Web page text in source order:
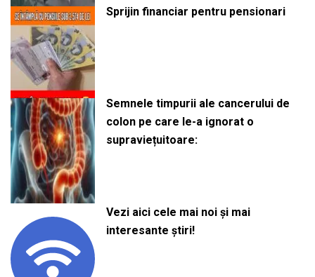
Sprijin financiar pentru pensionari
Semnele timpurii ale cancerului de
colon pe care le-a ignorat o
supraviețuitoare:
Vezi aici cele mai noi și mai
interesante știri!